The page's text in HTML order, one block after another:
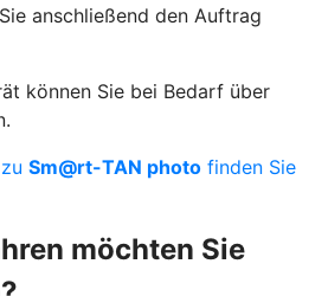
anschließend den Auftrag
können Sie bei Bedarf über
Sm@rt-TAN photo finden Sie
möchten Sie